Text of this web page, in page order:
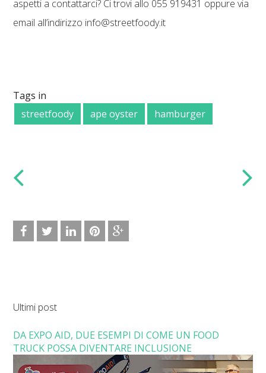
aspetti a contattarci? Ci trovi allo 055 919431 oppure via
email all’indirizzo info@streetfoody.it
Tags in
streetfoody
ape oyster hamburger
Ultimi post
DA EXPO AID, DUE ESEMPI DI COME UN FOOD
TRUCK POSSA DIVENTARE INCLUSIONE